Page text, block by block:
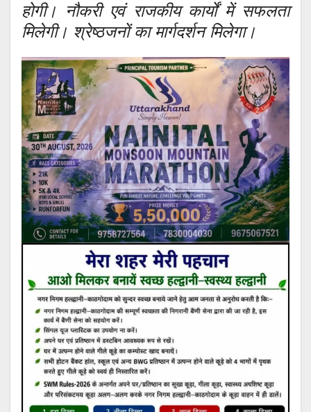
होगी। नौकरी एवं राजकीय कार्यों में सफलता
मिलेगी। श्रेष्ठजनों का मार्गदर्शन मिलेगा।